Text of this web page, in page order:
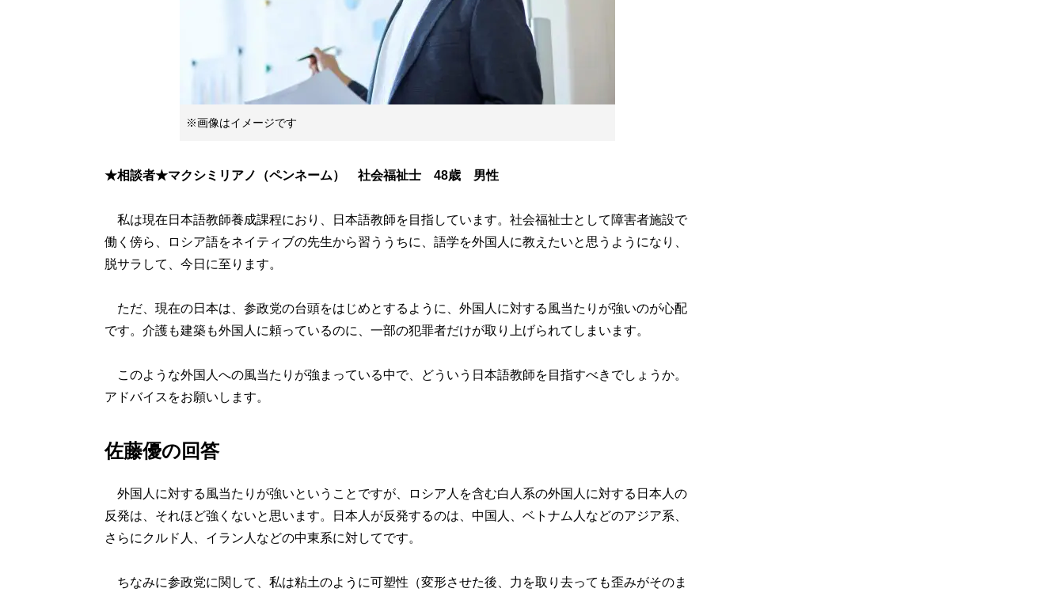
※画像はイメージです
★相談者★マクシミリアノ（ペンネーム） 社会福祉士 48歳 男性
私は現在日本語教師養成課程におり、日本語教師を目指しています。社会福祉士として障害者施設で
働く傍ら、ロシア語をネイティブの先生から習ううちに、語学を外国人に教えたいと思うようになり、
脱サラして、今日に至ります。
ただ、現在の日本は、参政党の台頭をはじめとするように、外国人に対する風当たりが強いのが心配
です。介護も建築も外国人に頼っているのに、一部の犯罪者だけが取り上げられてしまいます。
このような外国人への風当たりが強まっている中で、どういう日本語教師を目指すべきでしょうか。
アドバイスをお願いします。
佐藤優の回答
外国人に対する風当たりが強いということですが、ロシア人を含む白人系の外国人に対する日本人の
反発は、それほど強くないと思います。日本人が反発するのは、中国人、ベトナム人などのアジア系、
さらにクルド人、イラン人などの中東系に対してです。
ちなみに参政党に関して、私は粘土のように可塑性（変形させた後、力を取り去っても歪みがそのま